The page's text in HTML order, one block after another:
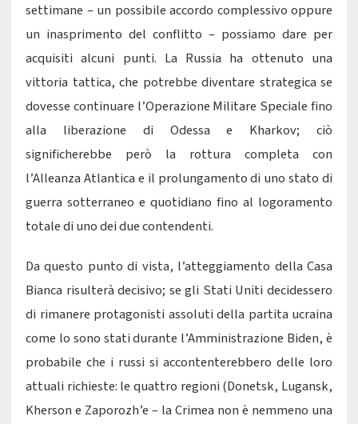
settimane – un possibile accordo complessivo oppure
un inasprimento del conflitto – possiamo dare per
acquisiti alcuni punti. La Russia ha ottenuto una
vittoria tattica, che potrebbe diventare strategica se
dovesse continuare l’Operazione Militare Speciale fino
alla liberazione di Odessa e Kharkov; ciò
significherebbe però la rottura completa con
l’Alleanza Atlantica e il prolungamento di uno stato di
guerra sotterraneo e quotidiano fino al logoramento
totale di uno dei due contendenti.
Da questo punto di vista, l’atteggiamento della Casa
Bianca risulterà decisivo; se gli Stati Uniti decidessero
di rimanere protagonisti assoluti della partita ucraina
come lo sono stati durante l’Amministrazione Biden, è
probabile che i russi si accontenterebbero delle loro
attuali richieste: le quattro regioni (Donetsk, Lugansk,
Kherson e Zaporozh’e – la Crimea non è nemmeno una